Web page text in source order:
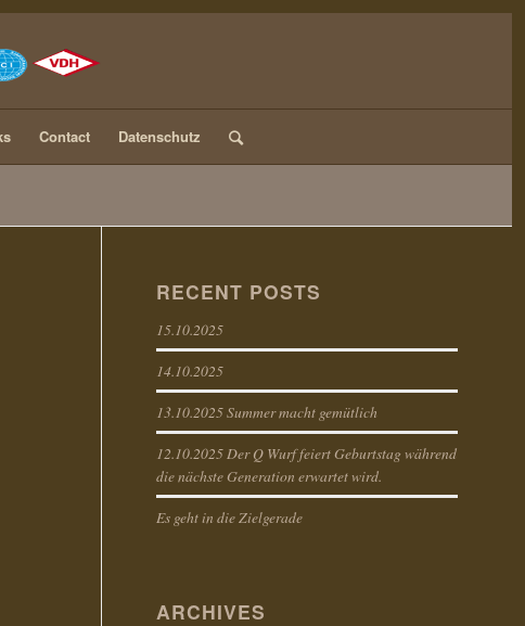
Contact Datenschutz
RECENT POSTS
15.10.2025
14.10.2025
13.10.2025 Summer macht gemütlich
12.10.2025 Der Q Wurf feiert Geburtstag während
die nächste Generation erwartet wird.
Es geht in die Zielgerade
ARCHIVES